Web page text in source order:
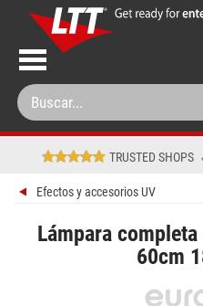
TRUSTED SHOPS
Efectos y accesorios UV
Lámpara completa
60cm